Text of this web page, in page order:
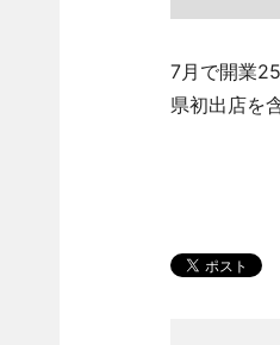
7月で開業
県初出店を